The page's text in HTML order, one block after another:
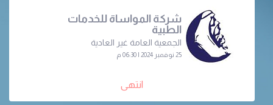
شركة المواساة للخدمات
الطبية
الجمعية العامة غير العادية
25 نوفمبر 2024 | 06:30 م
انتهى